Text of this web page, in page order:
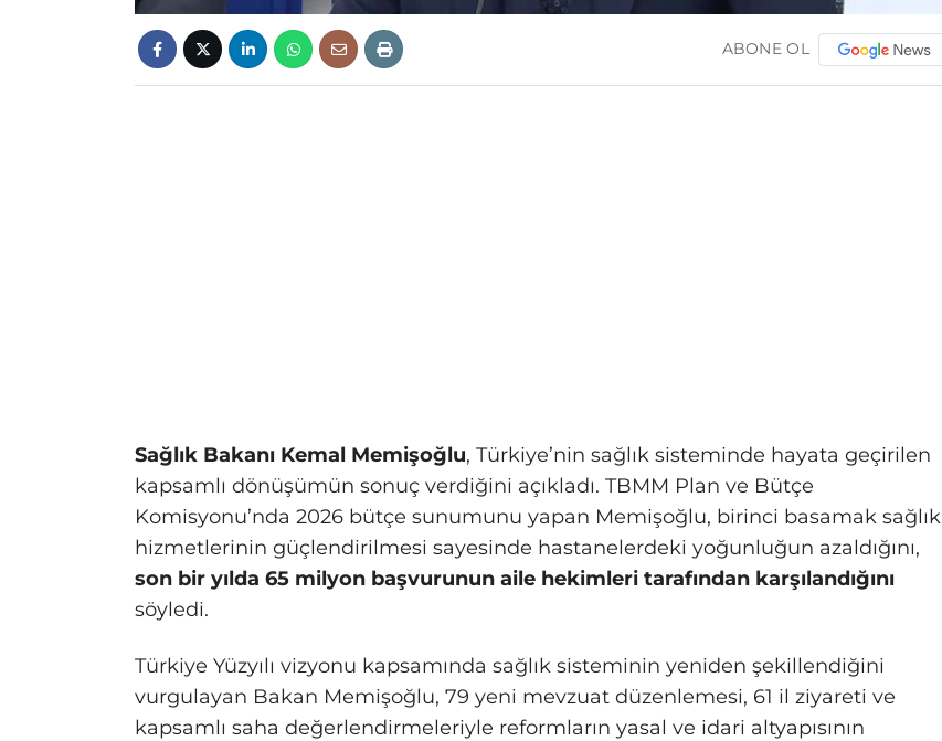
ABONE OL
Sağlık Bakanı Kemal Memişoğlu, Türkiye’nin sağlık sisteminde hayata geçirilen
kapsamlı dönüşümün sonuç verdiğini açıkladı. TBMM Plan ve Bütçe
Komisyonu’nda 2026 bütçe sunumunu yapan Memişoğlu, birinci basamak sağlık
hizmetlerinin güçlendirilmesi sayesinde hastanelerdeki yoğunluğun azaldığını,
son bir yılda 65 milyon başvurunun aile hekimleri tarafından karşılandığını
söyledi.
Türkiye Yüzyılı vizyonu kapsamında sağlık sisteminin yeniden şekillendiğini
vurgulayan Bakan Memişoğlu, 79 yeni mevzuat düzenlemesi, 61 il ziyareti ve
kapsamlı saha değerlendirmeleriyle reformların yasal ve idari altyapısının